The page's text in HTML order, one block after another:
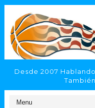
Desde 2007